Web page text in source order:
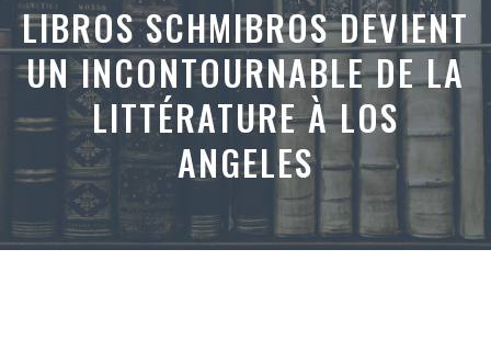
LIBROS SCHMIBROS DEVIENT
UN INCONTOURNABLE DE LA
LITTÉRATURE À LOS
ANGELES